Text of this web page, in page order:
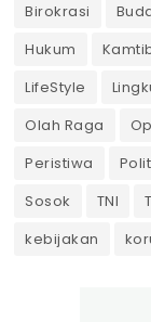
Birokrasi
Hukum
LifeStyle
Olah Raga
Peristiwa
Sosok
TNI
kebijakan